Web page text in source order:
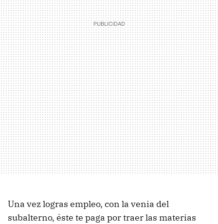
Una vez logras empleo, con la venia del
subalterno, éste te paga por traer las materias